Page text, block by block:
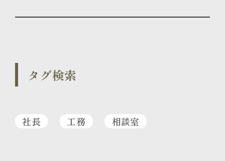
タグ検索
社長 工務 相談室